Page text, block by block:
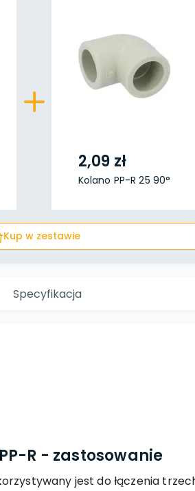
2,09 zł
Kolano PP-R 25 90°
Kup w zestawie
Specyfikacja
R - zastosowanie
jest do łączenia